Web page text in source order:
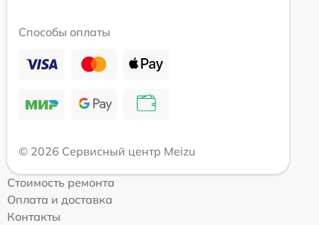
Способы оплаты
© 2026 Сервисный центр Meizu
Стоимость ремонта
Оплата и доставка
Контакты